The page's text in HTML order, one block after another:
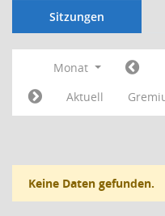
Sitzungen
Monat
Aktuell
Keine Daten gefunden.